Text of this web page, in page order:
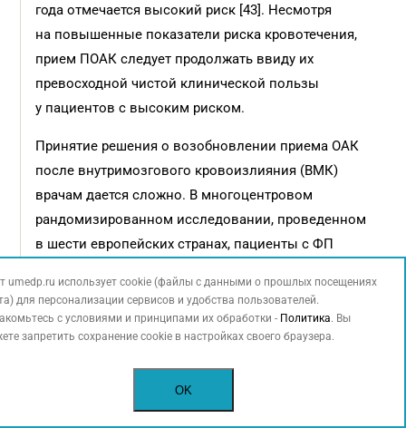
года отмечается высокий риск [43]. Несмотря
на повышенные показатели риска кровотечения,
прием ПОАК следует продолжать ввиду их
превосходной чистой клинической пользы
у пациентов с высоким риском.
Принятие решения о возобновлении приема ОАК
после внутримозгового кровоизлияния (ВМК)
врачам дается сложно. В многоцентровом
рандомизированном исследовании, проведенном
в шести европейских странах, пациенты с ФП
группы, получавшие и не получавшие ОАК. При этом
применение ОАК было связано со значительным
снижением частоты ишемических инсультов, но с
повышением риска ВМК и других серьезных
кровотечений [44]. Совместный подход к принятию
решений и индивидуализированная стратегия имеют
umedp.ru использует cookie (файлы с данными о прошлых посещениях
для персонализации сервисов и удобства пользователей.
с условиями и принципами их обработки - Политика. Вы
запретить сохранение cookie в настройках своего браузера.
OK